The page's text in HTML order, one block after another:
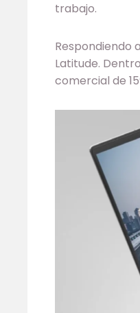
trabajo.
Respondiendo
Latitude.
comercial de